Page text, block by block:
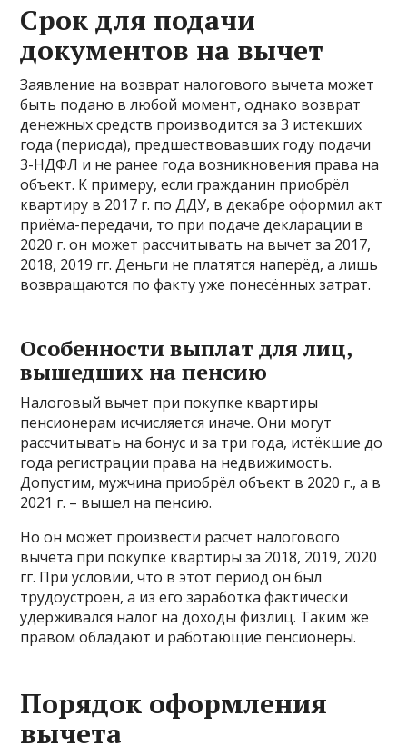
Срок для подачи
документов на вычет
Заявление на возврат налогового вычета может
быть подано в любой момент, однако возврат
денежных средств производится за 3 истекших
года (периода), предшествовавших году подачи
3-НДФЛ и не ранее года возникновения права на
объект. К примеру, если гражданин приобрёл
квартиру в 2017 г. по ДДУ, в декабре оформил акт
приёма-передачи, то при подаче декларации в
2020 г. он может рассчитывать на вычет за 2017,
2018, 2019 гг. Деньги не платятся наперёд, а лишь
возвращаются по факту уже понесённых затрат.
Особенности выплат для лиц,
вышедших на пенсию
Налоговый вычет при покупке квартиры
пенсионерам исчисляется иначе. Они могут
рассчитывать на бонус и за три года, истёкшие до
года регистрации права на недвижимость.
Допустим, мужчина приобрёл объект в 2020 г., а в
2021 г. – вышел на пенсию.
Но он может произвести расчёт налогового
вычета при покупке квартиры за 2018, 2019, 2020
гг. При условии, что в этот период он был
трудоустроен, а из его заработка фактически
удерживался налог на доходы физлиц. Таким же
правом обладают и работающие пенсионеры.
Порядок оформления
вычета